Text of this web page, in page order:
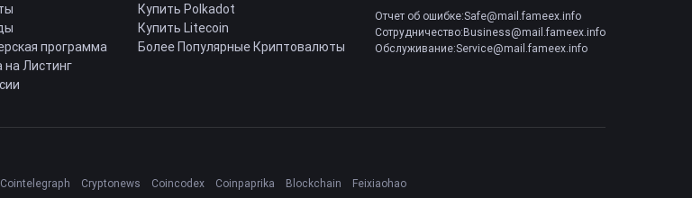
программа
на Листинг
Купить Polkadot
Купить Litecoin
Более Популярные Криптовалюты
Отчет об ошибке:Safe@mail.fameex.info
Сотрудничество:Business@mail.fameex.info
Обслуживание:Service@mail.fameex.info
Cointelegraph Cryptonews Coincodex Coinpaprika Blockchain
Feixiaohao